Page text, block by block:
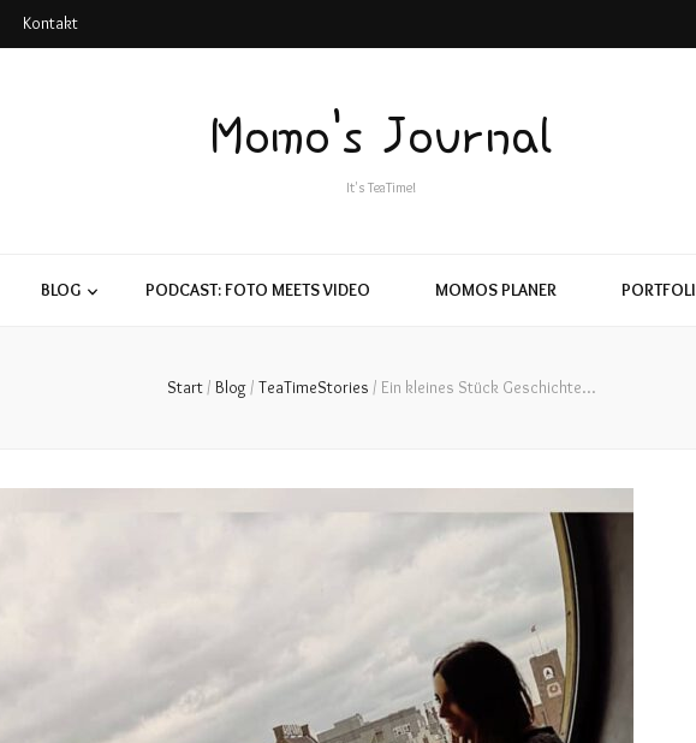
Kontakt
Momo's Journal
It's TeaTime!
BLOG PODCAST: FOTO MEETS VIDEO MOMOS PLANER
Start/ Blog/ TeaTimeStories / Ein kleines Stück Geschichte…